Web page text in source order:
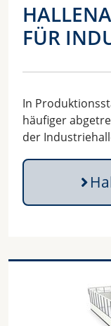
FÜR
In
häufiger
der